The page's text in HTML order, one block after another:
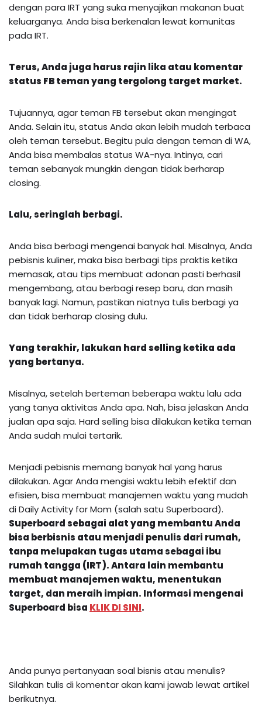
dengan para IRT yang suka menyajikan makanan buat
keluarganya. Anda bisa berkenalan lewat komunitas
pada IRT.
Terus, Anda juga harus rajin lika atau komentar
status FB teman yang tergolong target market.
Tujuannya, agar teman FB tersebut akan mengingat
Anda. Selain itu, status Anda akan lebih mudah terbaca
oleh teman tersebut. Begitu pula dengan teman di WA,
Anda bisa membalas status WA-nya. Intinya, cari
teman sebanyak mungkin dengan tidak berharap
closing.
Lalu, seringlah berbagi.
Anda bisa berbagi mengenai banyak hal. Misalnya, Anda
pebisnis kuliner, maka bisa berbagi tips praktis ketika
memasak, atau tips membuat adonan pasti berhasil
mengembang, atau berbagi resep baru, dan masih
banyak lagi. Namun, pastikan niatnya tulis berbagi ya
dan tidak berharap closing dulu.
Yang terakhir, lakukan hard selling ketika ada
yang bertanya.
Misalnya, setelah berteman beberapa waktu lalu ada
yang tanya aktivitas Anda apa. Nah, bisa jelaskan Anda
jualan apa saja. Hard selling bisa dilakukan ketika teman
Anda sudah mulai tertarik.
Menjadi pebisnis memang banyak hal yang harus
dilakukan. Agar Anda mengisi waktu lebih efektif dan
efisien, bisa membuat manajemen waktu yang mudah
di Daily Activity for Mom (salah satu Superboard).
Superboard sebagai alat yang membantu Anda
bisa berbisnis atau menjadi penulis dari rumah,
tanpa melupakan tugas utama sebagai ibu
rumah tangga (IRT). Antara lain membantu
membuat manajemen waktu, menentukan
target, dan meraih impian. Informasi mengenai
Superboard bisa KLIK DI SINI.
Anda punya pertanyaan soal bisnis atau menulis?
Silahkan tulis di komentar akan kami jawab lewat artikel
berikutnya.